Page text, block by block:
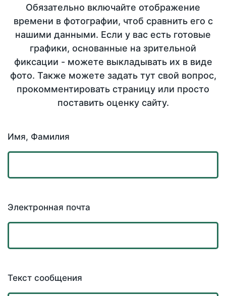
Обязательно включайте отображение
времени в фотографии, чтоб сравнить его с
нашими данными. Если у вас есть готовые
графики, основанные на зрительной
фиксации - можете выкладывать их в виде
фото. Также можете задать тут свой вопрос,
прокомментировать страницу или просто
поставить оценку сайту.
Имя, Фамилия
Электронная почта
Текст сообщения